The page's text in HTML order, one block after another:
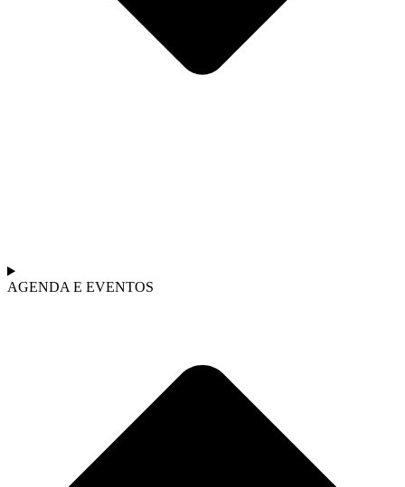
AGENDA E EVENTOS